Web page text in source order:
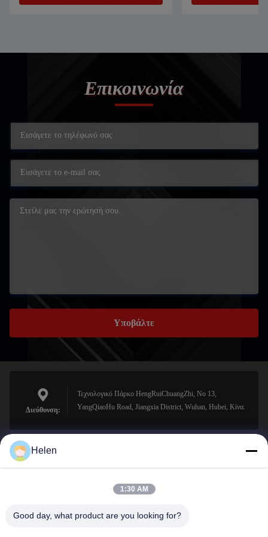
Επικοινωνία
Υποβάλτε
Διεύθυνση:
Τεχνολογικό Πάρκο HengRuiChuangZhi, No 13,
YangQiaoHu Road, Jiangxia District, Wuhan, Hubei, Κίνα.
sales@perfectlaser.net
Helen
1:30 AM
Good day, what product are you looking for?